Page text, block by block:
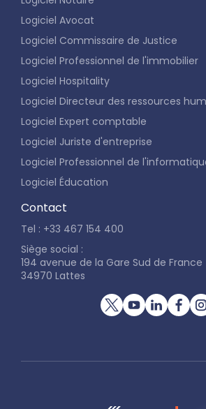
Logiciel Avocat
Logiciel Commissaire de Justice
Logiciel Professionnel de l'immobilier
Logiciel Hospitality
Logiciel Directeur des ressources
Logiciel Expert comptable
Logiciel Juriste d'entreprise
Logiciel Professionnel de
Logiciel Éducation
Contact
Tel : +33 467 154 400
Siège social :
194 avenue de la Gare Sud de France
34970 Lattes